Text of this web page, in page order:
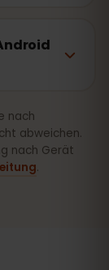
nach
abweichen.
nach Gerät
.